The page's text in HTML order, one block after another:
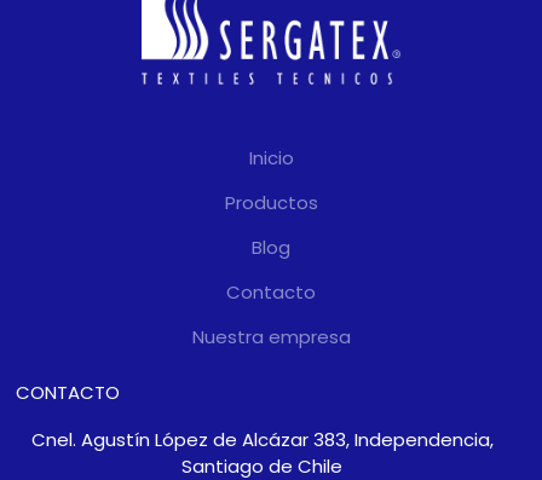
Inicio
Productos
Blog
Contacto
Nuestra empresa
CONTACTO
Cnel. Agustín López de Alcázar 383, Independencia,
Santiago de Chile